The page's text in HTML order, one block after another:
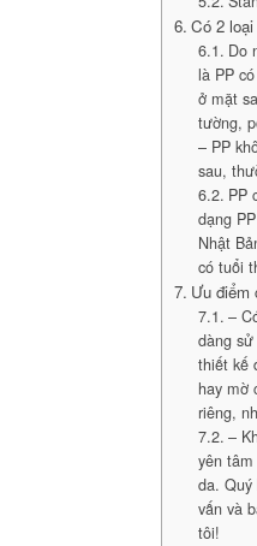
Có 2
Do
là PP
ở mặt
tường,
– PP
sau,
PP
dạng
Nhật
có tuổi
Ưu điểm
–
dàng
thiết kế
hay mờ
riêng,
–
yên
da.
vấn và
tôi!